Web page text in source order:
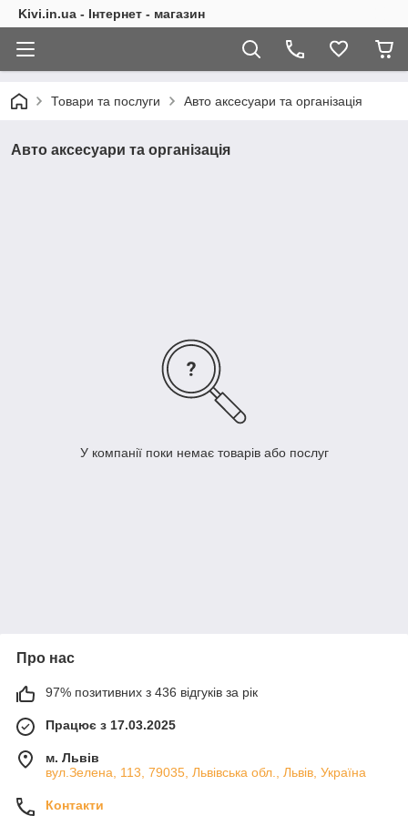
Kivi.in.ua - Інтернет - магазин
Товари та послуги Авто аксесуари та організація
Авто аксесуари та організація
У компанії поки немає товарів або послуг
Про нас
97% позитивних з 436 відгуків за рік
Працює з 17.03.2025
м. Львів
вул.Зелена, 113, 79035, Львівська обл., Львів, Україна
Контакти